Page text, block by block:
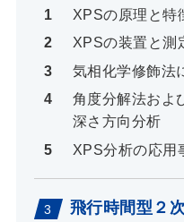
XPSの原理と特
XPSの装置と測
気相化学修飾法
角度分解法およ
深さ方向分析
XPS分析の応用
飛行時間型２